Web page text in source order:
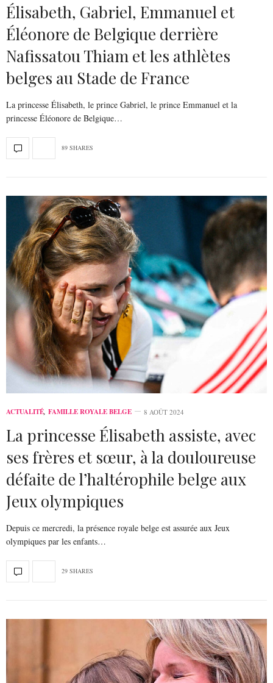
Élisabeth, Gabriel, Emmanuel et
Éléonore de Belgique derrière
Nafissatou Thiam et les athlètes
belges au Stade de France
La princesse Élisabeth, le prince Gabriel, le prince Emmanuel et la
princesse Éléonore de Belgique…
89 SHARES
ACTUALITÉ, FAMILLE ROYALE BELGE 8 AOÛT 2024
La princesse Élisabeth assiste, avec
ses frères et sœur, à la douloureuse
défaite de l’haltérophile belge aux
Jeux olympiques
Depuis ce mercredi, la présence royale belge est assurée aux Jeux
olympiques par les enfants…
29 SHARES